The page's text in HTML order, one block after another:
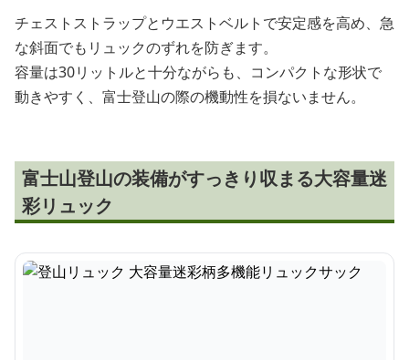
チェストストラップとウエストベルトで安定感を高め、急
な斜面でもリュックのずれを防ぎます。
容量は30リットルと十分ながらも、コンパクトな形状で
動きやすく、富士登山の際の機動性を損ないません。
富士山登山の装備がすっきり収まる大容量迷
彩リュック